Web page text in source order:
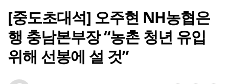
[중도초대석] 오주현 NH농협은
행 충남본부장 “농촌 청년 유입
위해 선봉에 설 것”